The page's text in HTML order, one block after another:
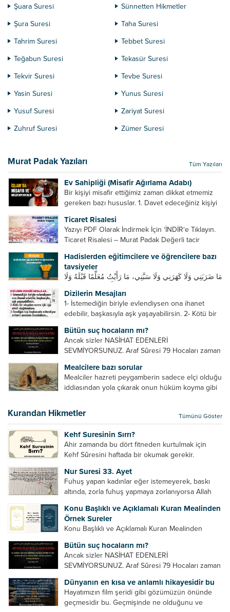
Şuara Suresi
Sünnetten Hikmetler
Şura Suresi
Taha Suresi
Tahrim Suresi
Tebbet Suresi
Teğabun Suresi
Tekasür Suresi
Tekvir Suresi
Tevbe Suresi
Yasin Suresi
Yunus Suresi
Yusuf Suresi
Zariyat Suresi
Zuhruf Suresi
Zümer Suresi
Murat Padak Yazıları Tüm Yazıları
Ev Sahipliği (Misafir Ağırlama Adabı)
Bir kişiyi misafir ettiğimiz zaman dikkat etmemiz
gereken bazı hususlar. 1. Davet edeceğiniz kişiyi
önce, bir hafta önce veya gün içinde davet edin....
Ticaret Risalesi
Yazıyı PDF Olarak İndirmek İçin ‘İNDİR‘e Tıklayın.
Ticaret Risalesi – Murat Padak Değerli tacir
ticaret yapmaktır. Peygamber efendimiz de ticaret
yapmıştır. Hz. Hatice...
Hadislerden eğitimcilere ve öğrencilere bazı
tavsiyeler
مَا ضَرَبَنِي وَلَا كَهَرَنِي وَلَا سَبَّنِي، مَا رَأَيْتُ مُعَلِّمًا قَبْلَهُ وَلَا
ve sellem beni dövmedi, azarlamadı ve bana
sövmedi. Ben ne ondan önce...
Dizilerin Mesajları
1- İstemediğin biriyle evlendiysen ona ihanet
edebilir, başkasıyla aşk yaşayabilirsin. 2- Kötü bir
Sevdiğin kişi başkasıyla evlendiyse onların
yuvasını bozmalısın. 4- Hiçbir dizide...
Bütün suç hocaların mı?
Ancak sizler NASİHAT EDENLERİ
SEVMİYORSUNUZ. Araf Sûresi 79 Hocaları zaman
geliştirmeleri hususunda bazen açık bazen gizli
tenkitlerde bulunmuşuzdur. Örneğin hocalarda
olması gereken hususları sıralar ve...
Mealcilere bazı sorular
Mealciler hazreti peygamberin sadece elçi olduğu
iddiasından yola çıkarak onun hüküm koyma gibi
elçilik yaptığı makam adına teşri yapamaz. Sadece
elçi kelimesinin manasından...
Kurandan Hikmetler Tümünü Göster
Kehf Suresinin Sırrı?
Ahir zamanda bu dört fitneden kurtulmak için
Kehf Sûresini haftada bir okumak gerekir.
din algısı, yanlış din öğreten hoca algısını yenmek
vb. Dini doğru...
Nur Suresi 33. Ayet
Fuhuş yapan kadınlar eğer istemeyerek, baskı
altında, zorla fuhuş yapmaya zorlanıyorsa Allah
cariyelerinizi dünya hayatının menfaatini elde
etmek için fuhuş yapmaya zorlamayın. Her...
Konu Başlıklı ve Açıklamalı Kuran Mealinden
Örnek Sureler
Konu Başlıklı ve Açıklamalı Kuran Mealinden
Bütün suç hocaların mı?
Ancak sizler NASİHAT EDENLERİ
SEVMİYORSUNUZ. Araf Sûresi 79 Hocaları zaman
geliştirmeleri hususunda bazen açık bazen gizli
tenkitlerde bulunmuşuzdur. Örneğin hocalarda
olması gereken hususları sıralar ve...
Dünyanın en kısa ve anlamlı hikayesidir bu
Hayatımızın film şeridi gibi gözümüzün önünde
geçmesidir bu. Geçmişinde ne olduğunu ve